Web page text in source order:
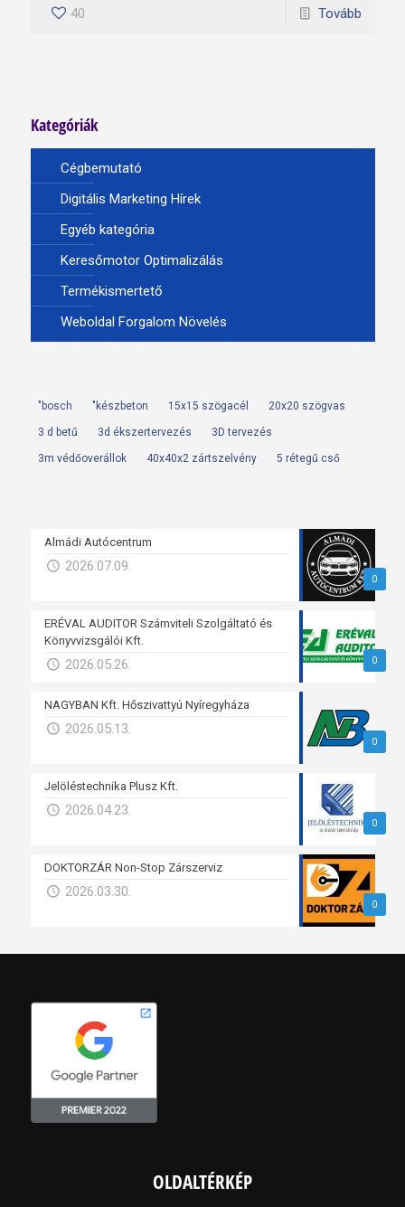
40 Tovább
Kategóriák
Cégbemutató
Digitális Marketing Hírek
Egyéb kategória
Keresőmotor Optimalizálás
Termékismertető
Weboldal Forgalom Növelés
"bosch "készbeton 15x15 szögacél 20x20 szögvas
3 d betű 3d ékszertervezés 3D tervezés
3m védőoverállok 40x40x2 zártszelvény 5 rétegű cső
0
Almádi Autócentrum
2026.07.09.
0
ERÉVAL AUDITOR Számviteli Szolgáltató és
Könyvvizsgálói Kft.
2026.05.26.
0
NAGYBAN Kft. Hőszivattyú Nyíregyháza
2026.05.13.
0
Jelöléstechnika Plusz Kft.
2026.04.23.
0
DOKTORZÁR Non-Stop Zárszerviz
2026.03.30.
OLDALTÉRKÉP